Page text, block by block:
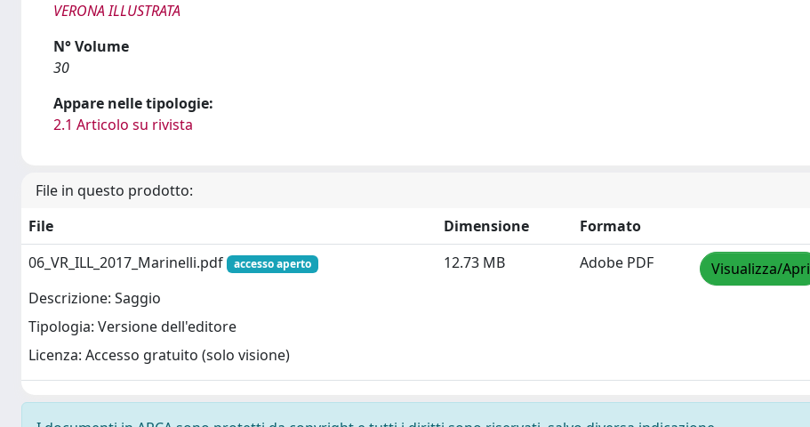
VERONA ILLUSTRATA
N° Volume
30
Appare nelle tipologie:
2.1 Articolo su rivista
File in questo prodotto:
File
Dimensione
Formato
06_VR_ILL_2017_Marinelli.pdf
accesso aperto
Descrizione: Saggio
Tipologia: Versione dell'editore
Licenza: Accesso gratuito (solo visione)
12.73 MB Adobe PDF Visualizza/Apri